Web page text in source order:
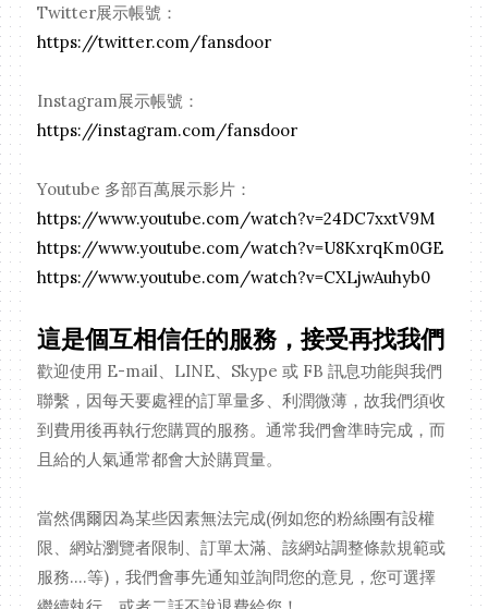
Twitter展示帳號：
https://twitter.com/fansdoor
Instagram展示帳號：
https://instagram.com/fansdoor
Youtube 多部百萬展示影片：
https://www.youtube.com/watch?v=24DC7xxtV9M
https://www.youtube.com/watch?v=U8KxrqKm0GE
https://www.youtube.com/watch?v=CXLjwAuhyb0
這是個互相信任的服務，接受再找我們
歡迎使用 E-mail、LINE、Skype 或 FB 訊息功能與我們
聯繫，因每天要處裡的訂單量多、利潤微薄，故我們須收
到費用後再執行您購買的服務。通常我們會準時完成，而
且給的人氣通常都會大於購買量。
當然偶爾因為某些因素無法完成(例如您的粉絲團有設權
限、網站瀏覽者限制、訂單太滿、該網站調整條款規範或
服務....等)，我們會事先通知並詢問您的意見，您可選擇